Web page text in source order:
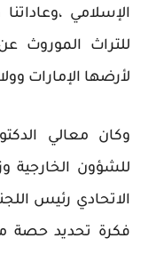
الإسلامي
للتراث الموروث
لأرضها الإمارات
وكان معالي
للشؤون الخارجية
الاتحادي رئيس
فكرة تحديد حصة